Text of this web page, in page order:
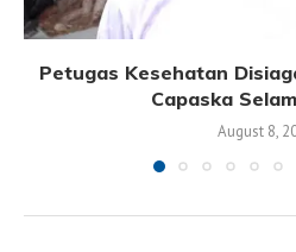
Petugas Kesehatan
Capaska
August 8,